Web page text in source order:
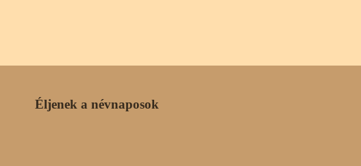
Éljenek a névnaposok